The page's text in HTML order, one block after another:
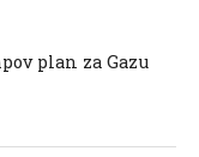
plan za Gazu